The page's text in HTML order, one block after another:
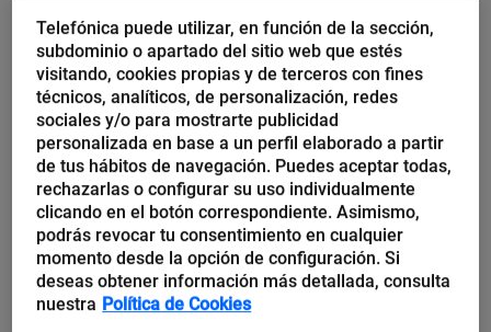
Christian F.
Espinosa Velarde
CSE da ElevenPaths. Advogado com prática
em direito empresarial e novas tecnologias
de comunicação e informação. Especialista
em ambiente digital, segurança da
informação, segurança cibernética,
tecnologias disruptivas, proteção de dados
pessoais e projeto legal. Mestrado em
Direito de Segurança Cibernética e Ambiente
Digital, título obtido como bolsista da
Telefónica puede utilizar, en función de la sección,
subdominio o apartado del sitio web que estés
visitando, cookies propias y de terceros con fines
técnicos, analíticos, de personalización, redes
sociales y/o para mostrarte publicidad
personalizada en base a un perfil elaborado a partir
de tus hábitos de navegación. Puedes aceptar todas,
rechazarlas o configurar su uso individualmente
clicando en el botón correspondiente. Asimismo,
podrás revocar tu consentimiento en cualquier
momento desde la opción de configuración. Si
deseas obtener información más detallada, consulta
nuestra Política de Cookies